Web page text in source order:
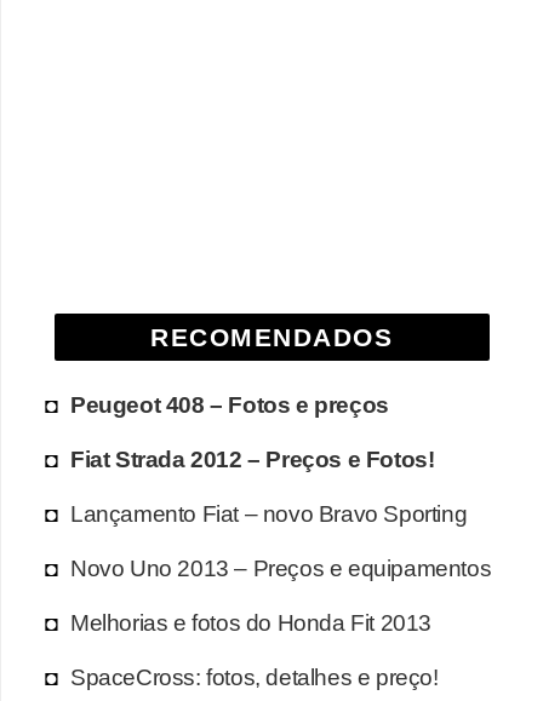
RECOMENDADOS
Peugeot 408 – Fotos e preços
Fiat Strada 2012 – Preços e Fotos!
Lançamento Fiat – novo Bravo Sporting
Novo Uno 2013 – Preços e equipamentos
Melhorias e fotos do Honda Fit 2013
SpaceCross: fotos, detalhes e preço!